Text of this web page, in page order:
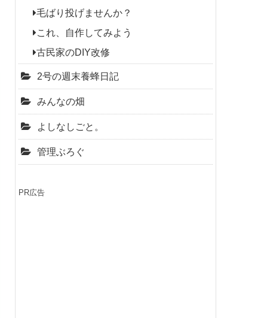
毛ばり投げませんか？
これ、自作してみよう
古民家のDIY改修
2号の週末養蜂日記
みんなの畑
よしなしごと。
管理ぶろぐ
PR広告